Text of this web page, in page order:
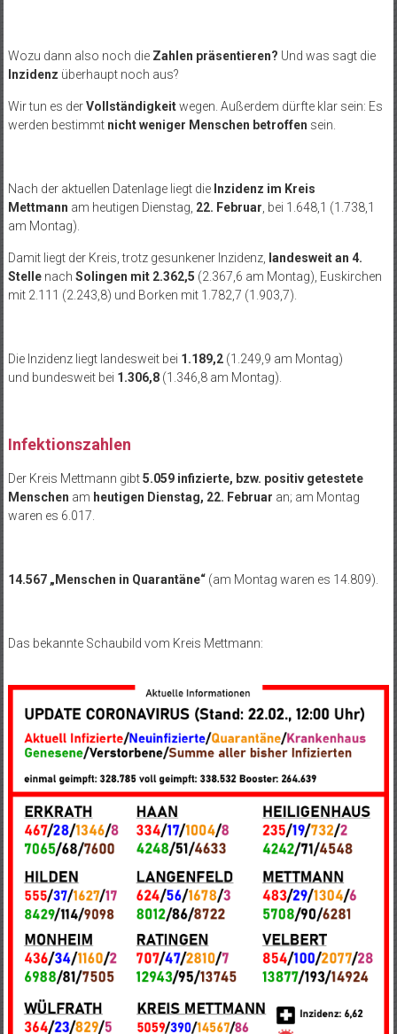
Wozu dann also noch die Zahlen präsentieren? Und was sagt die
Inzidenz überhaupt noch aus?
Wir tun es derVollständigkeitwegen. Außerdem dürfte klar sein: Es
werden bestimmt nicht weniger Menschen betroffen sein.
Nach der aktuellen Datenlage liegt die Inzidenz im Kreis
Mettmann am heutigen Dienstag, 22. Februar , bei 1.648,1 (1.738,1
am Montag).
Damit liegt der Kreis, trotz gesunkener Inzidenz,
landesweit an 4.
Stellenach Solingen mit 2.362,5 (2.367,6 am Montag), Euskirchen
mit 2.111 (2.243,8) und Borken mit 1.782,7 (1.903,7).
Die Inzidenz liegt landesweit bei 1.189,2 (1.249,9 am Montag)
und bundesweit bei 1.306,8(1.346,8 am Montag).
Infektionszahlen
Der Kreis Mettmann gibt5.059 infizierte, bzw. positiv getestete
Menschen am heutigen Dienstag, 22. Februar an; am Montag
waren es 6.017.
14.567 „Menschen in Quarantäne“ (am Montag waren es 14.809).
Das bekannte Schaubild vom Kreis Mettmann: